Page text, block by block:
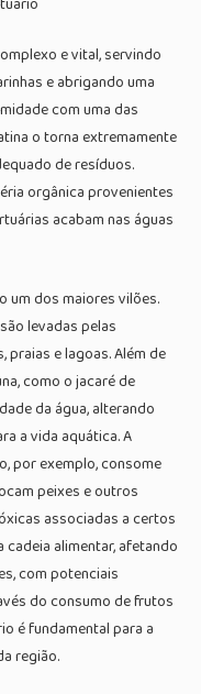
e vital, servindo
e abrigando uma
com uma das
o torna extremamente
de resíduos.
orgânica provenientes
acabam nas águas
um dos maiores vilões.
levadas pelas
praias e lagoas. Além de
como o jacaré de
da água, alterando
a vida aquática. A
por exemplo, consome
peixes e outros
associadas a certos
alimentar, afetando
com potenciais
do consumo de frutos
é fundamental para a
região.